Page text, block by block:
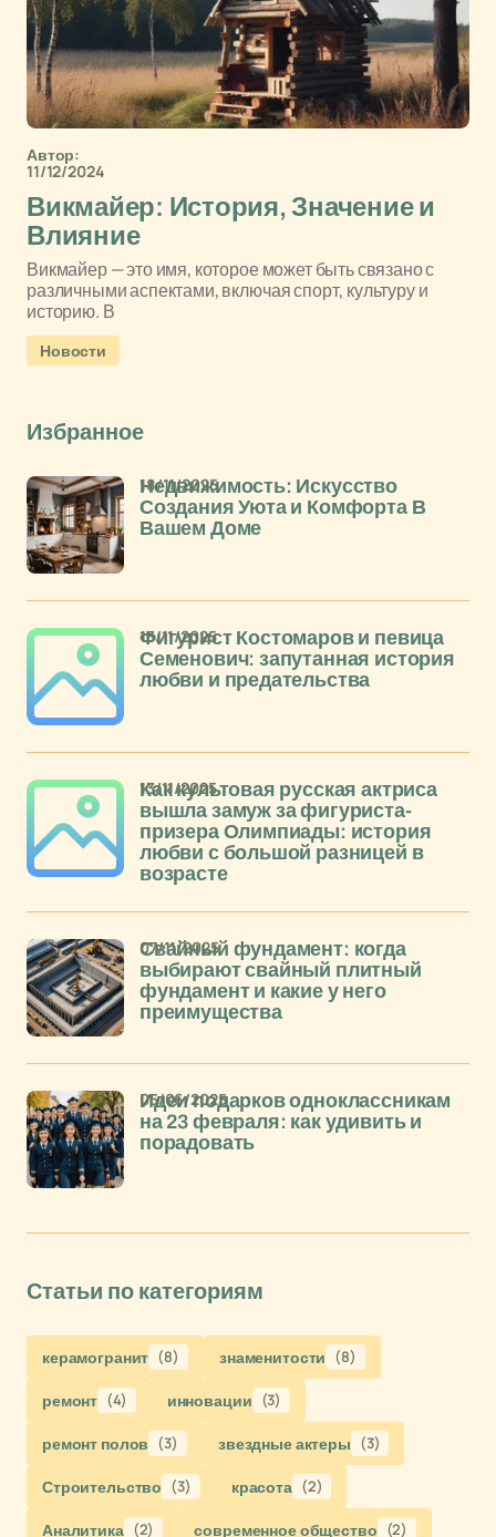
Автор:
11/12/2024
Викмайер: История, Значение и
Влияние
Викмайер — это имя, которое может быть связано с
различными аспектами, включая спорт, культуру и
историю. В
Новости
Избранное
Недвижимость: Искусство
Создания Уюта и Комфорта В
Вашем Доме
18/11/2025
Фигурист Костомаров и певица
Семенович: запутанная история
любви и предательства
13/11/2025
Как культовая русская актриса
вышла замуж за фигуриста-
призера Олимпиады: история
любви с большой разницей в
возрасте
13/11/2025
Свайный фундамент: когда
выбирают свайный плитный
фундамент и какие у него
преимущества
07/11/2025
Идеи подарков одноклассникам
на 23 февраля: как удивить и
порадовать
05/06/2025
Статьи по категориям
керамогранит (8) знаменитости (8)
ремонт (4) инновации (3)
ремонт полов (3) звездные актеры (3)
Строительство (3) красота (2)
Аналитика (2) современное общество (2)